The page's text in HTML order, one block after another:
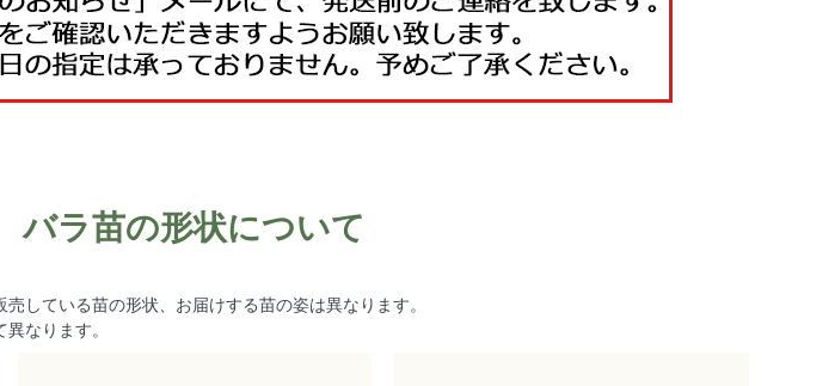
バラ苗の形状について
している苗の形状、お届けする苗の姿は異なります。
なります。